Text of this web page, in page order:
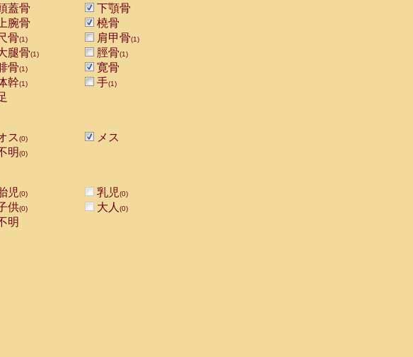
蓋骨
下顎骨
上腕骨
橈骨
骨(1) 肩甲骨(1)
腿骨(1) 脛骨(1)
骨(1)
寛骨
幹(1) 手(1)
ス(0)
メス
明(0)
児(0) 乳児(0)
供(0) 大人 (0)
明